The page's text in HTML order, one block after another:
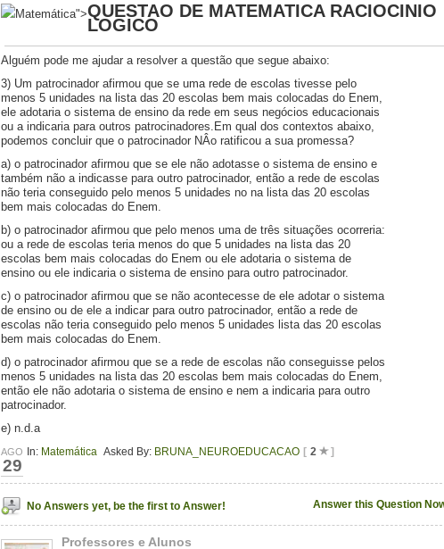
Matemática">QUESTAO DE MATEMATICA RACIOCINIO
LOGICO
Alguém pode me ajudar a resolver a questão que segue abaixo:
3) Um patrocinador afirmou que se uma rede de escolas tivesse pelo
menos 5 unidades na lista das 20 escolas bem mais colocadas do Enem,
ele adotaria o sistema de ensino da rede em seus negócios educacionais
ou a indicaria para outros patrocinadores.Em qual dos contextos abaixo,
podemos concluir que o patrocinador NÂo ratificou a sua promessa?
a) o patrocinador afirmou que se ele não adotasse o sistema de ensino e
também não a indicasse para outro patrocinador, então a rede de escolas
não teria conseguido pelo menos 5 unidades no na lista das 20 escolas
bem mais colocadas do Enem.
b) o patrocinador afirmou que pelo menos uma de três situações ocorreria:
ou a rede de escolas teria menos do que 5 unidades na lista das 20
escolas bem mais colocadas do Enem ou ele adotaria o sistema de
ensino ou ele indicaria o sistema de ensino para outro patrocinador.
c) o patrocinador afirmou que se não acontecesse de ele adotar o sistema
de ensino ou de ele a indicar para outro patrocinador, então a rede de
escolas não teria conseguido pelo menos 5 unidades lista das 20 escolas
bem mais colocadas do Enem.
d) o patrocinador afirmou que se a rede de escolas não conseguisse pelos
menos 5 unidades na lista das 20 escolas bem mais colocadas do Enem,
então ele não adotaria o sistema de ensino e nem a indicaria para outro
patrocinador.
e) n.d.a
In: Matemática Asked By: BRUNA_NEUROEDUCACAO [ 2 ]
AGO
29
Answer this Question
No Answers yet, be the first to Answer!
Professores e Alunos